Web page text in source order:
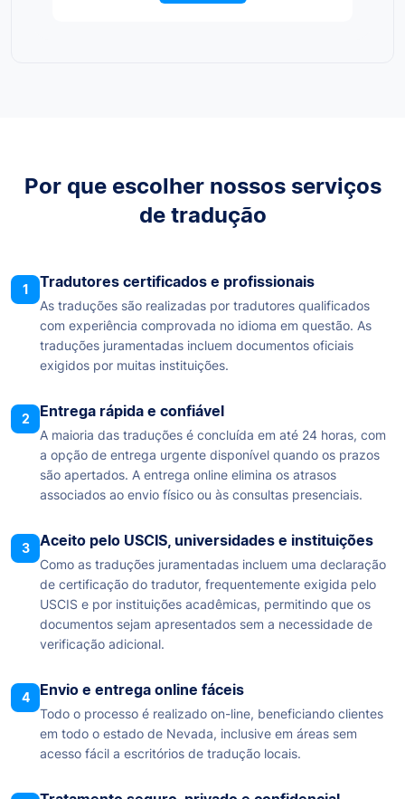
Por que escolher nossos serviços
de tradução
1 Tradutores certificados e profissionais
As traduções são realizadas por tradutores qualificados
com experiência comprovada no idioma em questão. As
traduções juramentadas incluem documentos oficiais
exigidos por muitas instituições.
2 Entrega rápida e confiável
A maioria das traduções é concluída em até 24 horas, com
a opção de entrega urgente disponível quando os prazos
são apertados. A entrega online elimina os atrasos
associados ao envio físico ou às consultas presenciais.
3 Aceito pelo USCIS, universidades e instituições
Como as traduções juramentadas incluem uma declaração
de certificação do tradutor, frequentemente exigida pelo
USCIS e por instituições acadêmicas, permitindo que os
documentos sejam apresentados sem a necessidade de
verificação adicional.
4 Envio e entrega online fáceis
Todo o processo é realizado on-line, beneficiando clientes
em todo o estado de Nevada, inclusive em áreas sem
acesso fácil a escritórios de tradução locais.